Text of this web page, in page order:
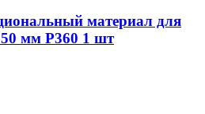
материал для
мм P360 1 шт